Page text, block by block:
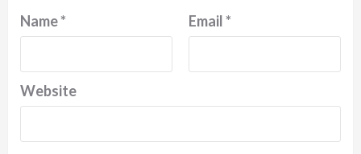
Name* Email*
Website